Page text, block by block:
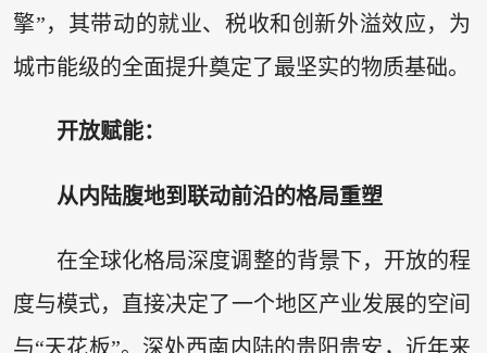
擎”，其带动的就业、税收和创新外溢效应，为
城市能级的全面提升奠定了最坚实的物质基础。
开放赋能：
从内陆腹地到联动前沿的格局重塑
在全球化格局深度调整的背景下，开放的程
度与模式，直接决定了一个地区产业发展的空间
与“天花板”。深处西南内陆的贵阳贵安，近年来